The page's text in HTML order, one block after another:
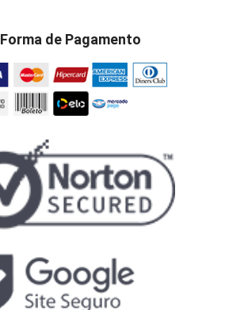
Forma de Pagamento